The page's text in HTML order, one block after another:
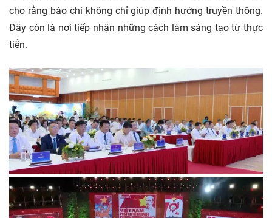
cho rằng báo chí không chỉ giúp định hướng truyền thông.
Đây còn là nơi tiếp nhận những cách làm sáng tạo từ thực
tiễn.